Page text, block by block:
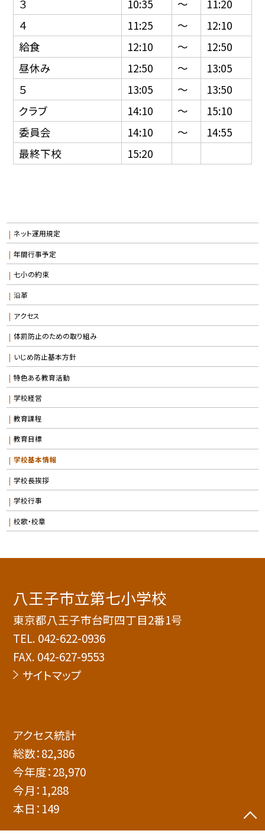
３
10:35 〜
11:20
４
11:25 〜
12:10
給食
12:10 〜
12:50
昼休み
12:50 〜
13:05
５
13:05 〜
13:50
クラブ
14:10 〜
15:10
委員会
14:10 〜
14:55
最終下校
15:20
ネット運用規定
年間行事予定
七小の約束
沿革
アクセス
体罰防止のための取り組み
いじめ防止基本方針
特色ある教育活動
学校経営
教育課程
教育目標
学校基本情報
学校長挨拶
学校行事
校歌・校章
八王子市立第七小学校
東京都八王子市台町四丁目2番1号
TEL. 042-622-0936
FAX. 042-627-9553
サイトマップ
アクセス統計
総数：82,386
今年度：28,970
今月： 1,288
本日： 149